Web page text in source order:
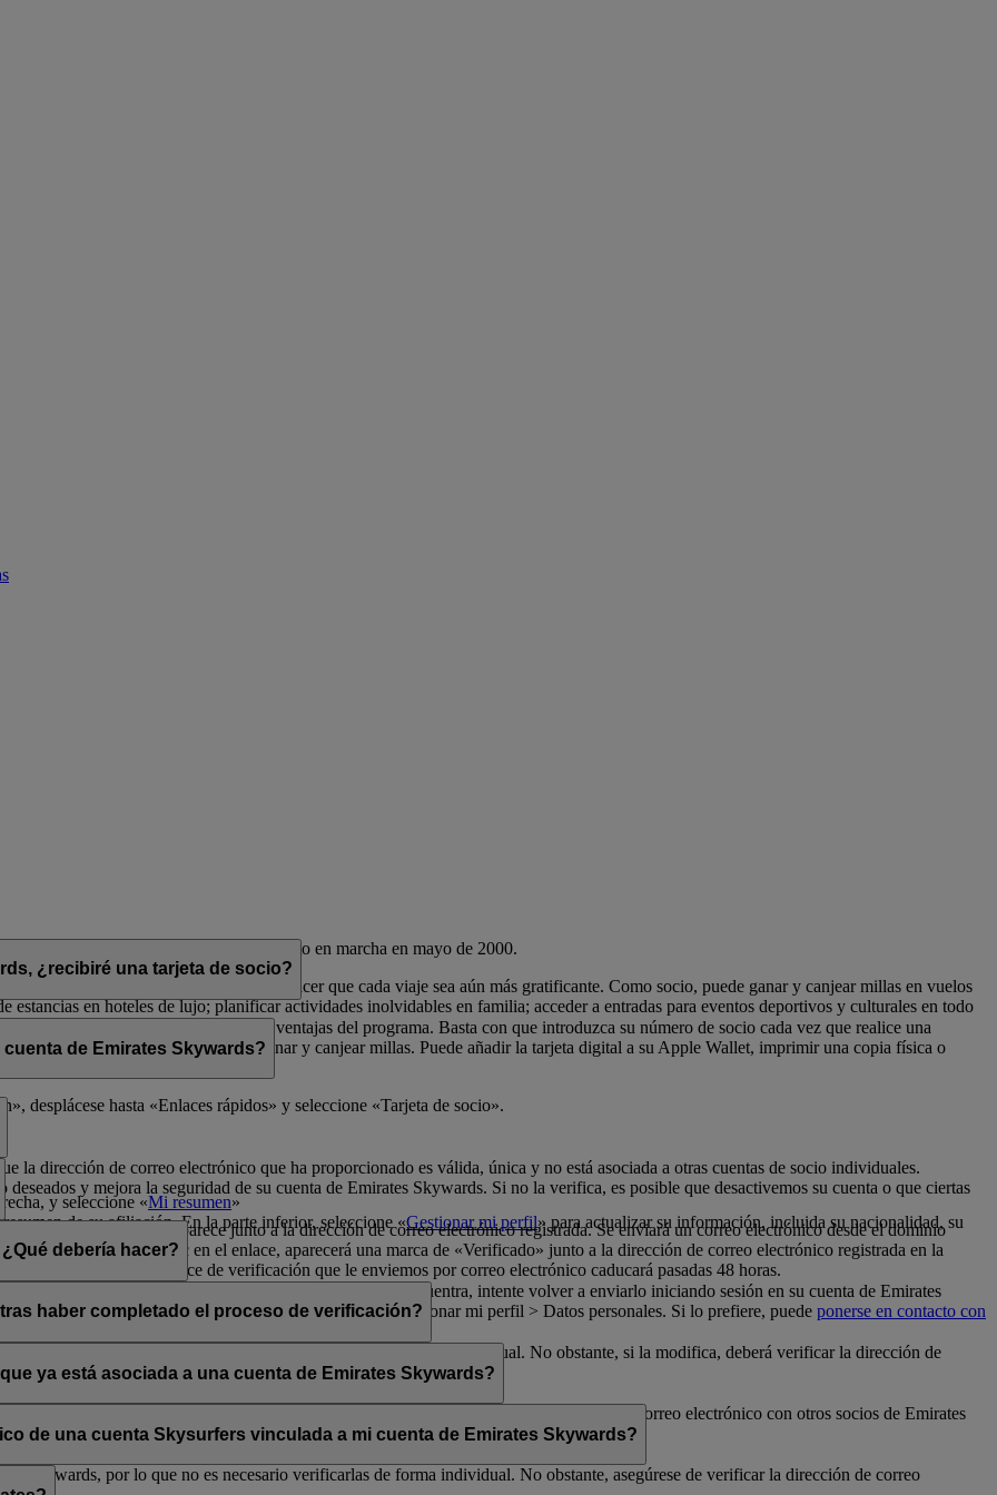
las aerolíneas Emirates y flydubai, puesto en marcha en mayo de 2000.
para complementar su estilo de vida y hacer que cada viaje sea aún más gratificante. Como socio, puede ganar y canjear millas en vuelos
estancias en hoteles de lujo; planificar actividades inolvidables en familia; acceder a entradas para eventos deportivos y culturales en todo
y sus exclusivas ventajas.
¿recibiré una tarjeta de socio?
para poder disfrutar de todas las ventajas del programa. Basta con que introduzca su número de socio cada vez que realice una
de Emirates Skywards para ganar y canjear millas. Puede añadir la tarjeta digital a su Apple Wallet, imprimir una copia física o
desplácese hasta «Enlaces rápidos» y seleccione «Tarjeta de socio».
de Emirates Skywards?
y seleccione «Mi resumen»
de su afiliación. En la parte inferior, seleccione «Gestionar mi perfil» para actualizar su información, incluida su nacionalidad, su
Skywards.
situados en la esquina superior derecha de la pantalla.
la dirección de correo electrónico que ha proporcionado es válida, única y no está asociada a otras cuentas de socio individuales.
y mejora la seguridad de su cuenta de Emirates Skywards. Si no la verifica, es posible que desactivemos su cuenta o que ciertas
«Verificar» que aparece junto a la dirección de correo electrónico registrada. Se enviará un correo electrónico desde el dominio
Al hacer clic en el enlace, aparecerá una marca de «Verificado» junto a la dirección de correo electrónico registrada en la
en cuenta que el enlace de verificación que le enviemos por correo electrónico caducará pasadas 48 horas.
debería hacer?
los mensajes se filtran de forma incorrecta. Si no lo encuentra, intente volver a enviarlo iniciando sesión en su cuenta de Emirates
la opción «Verificar» en la sección Mi resumen > Gestionar mi perfil > Datos personales. Si lo prefiere, puede ponerse en contacto con
haber completado el proceso de verificación?
y única aunque haya verificado su dirección de correo electrónico actual. No obstante, si la modifica, deberá verificar la dirección de
ya está asociada a una cuenta de Emirates Skywards?
a direcciones de correo electrónico que no estén en uso. Si comparte su dirección de correo electrónico con otros socios de Emirates
Póngase en contacto con nosotrospara obtener ayuda.
de una cuenta Skysurfers vinculada a mi cuenta de Emirates Skywards?
Skywards, por lo que no es necesario verificarlas de forma individual. No obstante, asegúrese de verificar la dirección de correo